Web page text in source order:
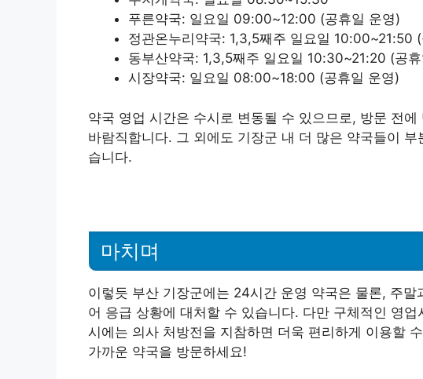
푸른약국: 일요일 09:00~12:00 (공휴일 운영)
정관온누리약국: 1,3,5째주 일요일 10:00~21:50
동부산약국: 1,3,5째주 일요일 10:30~21:20 (공
시장약국: 일요일 08:00~18:00 (공휴일 운영)
약국 영업 시간은 수시로 변동될 수 있으므로, 방문 전
바람직합니다. 그 외에도 기장군 내 더 많은 약국들이
습니다.
마치며
이렇듯 부산 기장군에는 24시간 운영 약국은 물론, 주
어 응급 상황에 대처할 수 있습니다. 다만 구체적인 영
시에는 의사 처방전을 지참하면 더욱 편리하게 이용할
가까운 약국을 방문하세요!